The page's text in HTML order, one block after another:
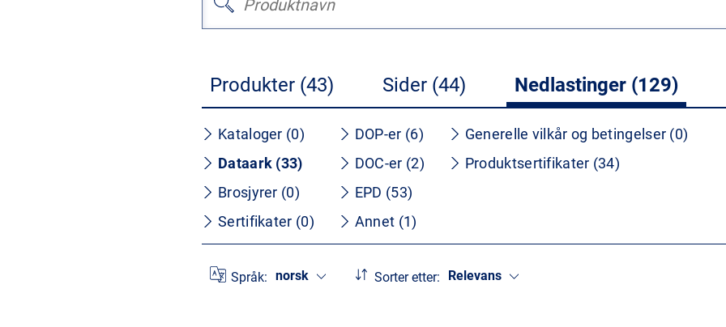
Produkter (43) Sider (44) Nedlastinger (129)
Kataloger (0)
Dataark (33)
Brosjyrer (0)
Sertifikater (0)
DOP-er (6)
DOC-er (2)
EPD (53)
Annet (1)
Generelle vilkår og betingelser (0)
Produktsertifikater (34)
Språk: norsk Sorter etter: Relevans